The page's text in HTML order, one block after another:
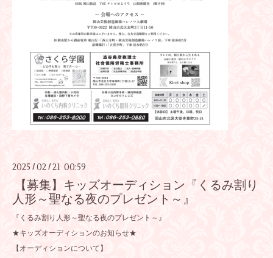
2025 / 02 /21 00:59
【募集】キッズオーディション『くるみ割り
人形～聖なる夜のプレゼント～』
『くるみ割り人形～聖なる夜のプレゼント～』
★キッズオーディションのお知らせ★
【オーディションについて】